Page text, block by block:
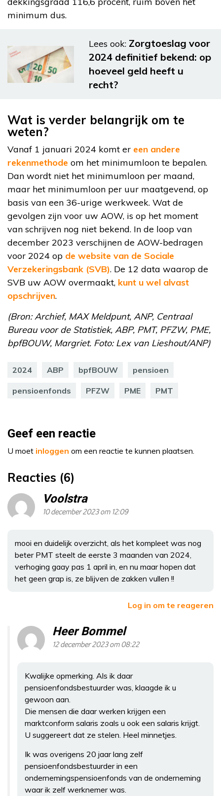
minimum dus.
Lees ook: Zorgtoeslag voor
2024 definitief bekend: op
hoeveel geld heeft u
recht?
Wat is verder belangrijk om te
weten?
Vanaf 1 januari 2024 komt er een andere
rekenmethode om het minimumloon te bepalen.
Dan wordt niet het minimumloon per maand,
maar het minimumloon per uur maatgevend, op
basis van een 36-urige werkweek. Wat de
gevolgen zijn voor uw AOW, is op het moment
van schrijven nog niet bekend. In de loop van
december 2023 verschijnen de AOW-bedragen
voor 2024 op de website van de Sociale
Verzekeringsbank (SVB). De 12 data waarop de
SVB uw AOW overmaakt, kunt u wel alvast
opschrijven.
(Bron: Archief, MAX Meldpunt, ANP, Centraal
Bureau voor de Statistiek, ABP, PMT, PFZW, PME,
bpfBOUW, Margriet. Foto: Lex van Lieshout/ANP)
2024 ABP bpfBOUW pensioen
pensioenfonds PFZW PME PMT
Geef een reactie
U moet inloggen om een reactie te kunnen plaatsen.
Reacties (6)
Voolstra
10 december 2023 om 12:09
mooi en duidelijk overzicht, als het kompleet was nog
beter PMT steelt de eerste 3 maanden van 2024,
verhoging gaay pas 1 april in, en nu maar hopen dat
het geen grap is, ze blijven de zakken vullen !!
Log in om te reageren
Heer Bommel
12 december 2023 om 08:22
Kwalijke opmerking. Als ik daar
pensioenfondsbestuurder was, klaagde ik u
gewoon aan.
Die mensen die daar werken krijgen een
marktconform salaris zoals u ook een salaris krijgt.
U suggereert dat ze stelen. Heel minnetjes.
Ik was overigens 20 jaar lang zelf
pensioenfondsbestuurder in een
ondernemingspensioenfonds van de onderneming
waar ik zelf werknemer was.